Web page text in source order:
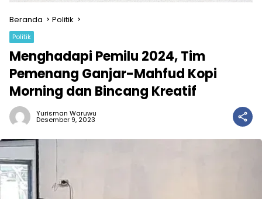
Beranda Politik
Politik
Menghadapi Pemilu 2024, Tim
Pemenang Ganjar-Mahfud Kopi
Morning dan Bincang Kreatif
Yurisman Waruwu
Desember 9, 2023